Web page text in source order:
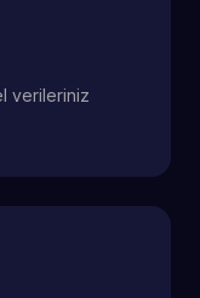
verileriniz